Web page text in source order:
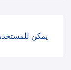
يمكن